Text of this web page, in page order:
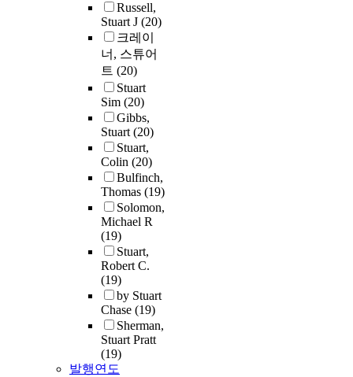
Russell,
Stuart J (20)
크레이
너, 스튜어
트 (20)
Stuart
Sim (20)
Gibbs,
Stuart(20)
Stuart,
Colin (20)
Bulfinch,
Thomas (19)
Solomon,
Michael R
(19)
Stuart,
Robert C.
(19)
by Stuart
Chase (19)
Sherman,
Stuart Pratt
(19)
발행연도